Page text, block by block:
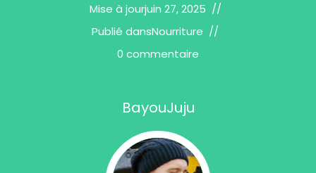
Mise à jourjuin 27, 2025
Publié dansNourriture
0 commentaire
BayouJuju